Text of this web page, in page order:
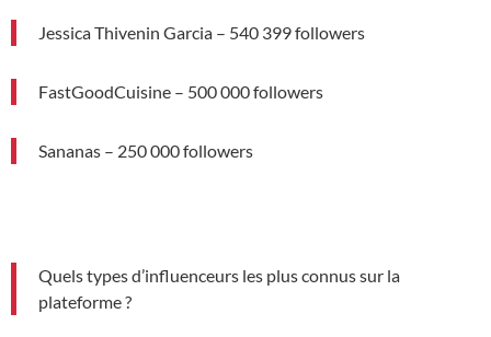
Jessica Thivenin Garcia – 540 399 followers
FastGoodCuisine – 500 000 followers
Sananas – 250 000 followers
Quels types d’influenceurs les plus connus sur la
plateforme ?